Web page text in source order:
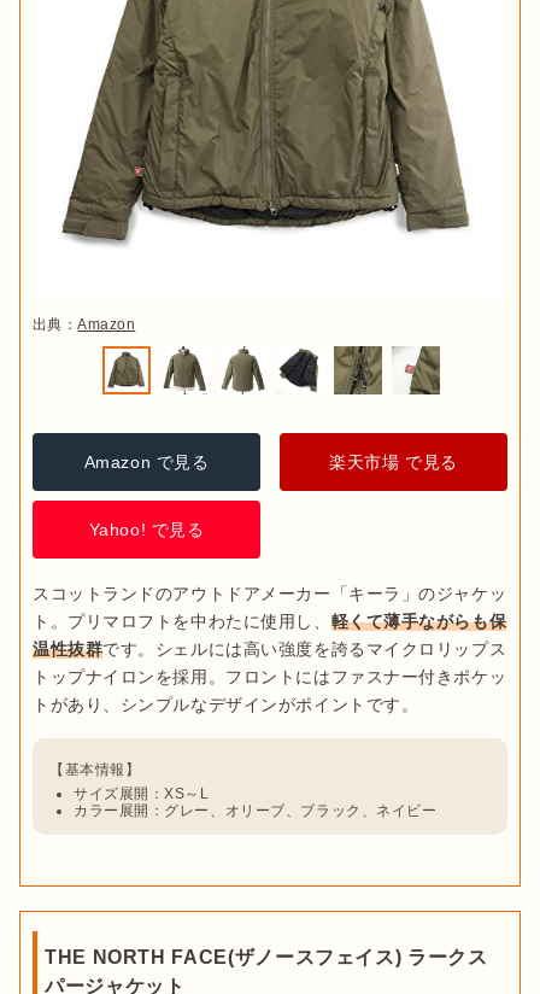
出典：Amazon
Amazon で見る 楽天市場 で見る
Yahoo! で見る
スコットランドのアウトドアメーカー「キーラ」のジャケッ
ト。プリマロフトを中わたに使用し、 軽くて薄手ながらも保
温性抜群です。シェルには高い強度を誇るマイクロリップス
トップナイロンを採用。フロントにはファスナー付きポケッ
サイズ展開：XS～L
カラー展開：グレー、オリーブ、ブラック、ネイビー
THE NORTH FACE(ザノースフェイス) ラークス
パージャケット